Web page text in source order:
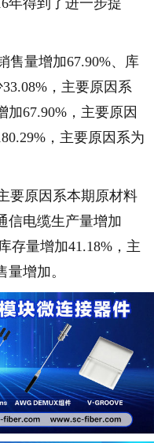
年得到了进一步提
量增加67.90%、库
，主要原因系
67.90%，主要原因
，主要原因系为
原因系本期原材料
信电缆生产量增加
存量增加41.18%，主
增加。